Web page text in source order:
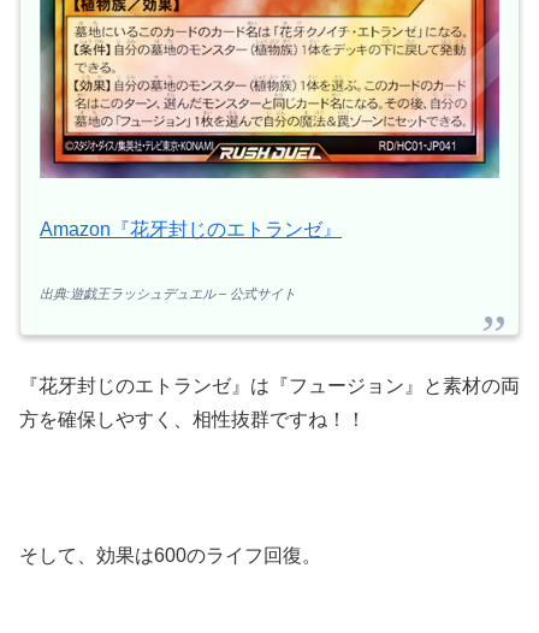
Amazon『花牙封じのエトランゼ』
出典:遊戯王ラッシュデュエル – 公式サイト
『花牙封じのエトランゼ』は『フュージョン』と素材の両
方を確保しやすく、相性抜群ですね！！
そして、効果は600のライフ回復。